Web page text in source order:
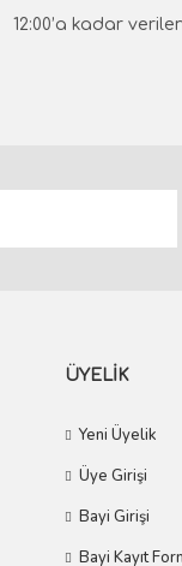
12:00’a kadar
ÜYELİK
Yeni Üyelik
Üye Girişi
Bayi Girişi
Bayi Kayıt